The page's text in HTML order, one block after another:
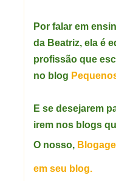
Por falar em
da Beatriz, ela é
profissão que
no blog
E se desejarem
irem nos blogs
O nosso,
em seu blog.